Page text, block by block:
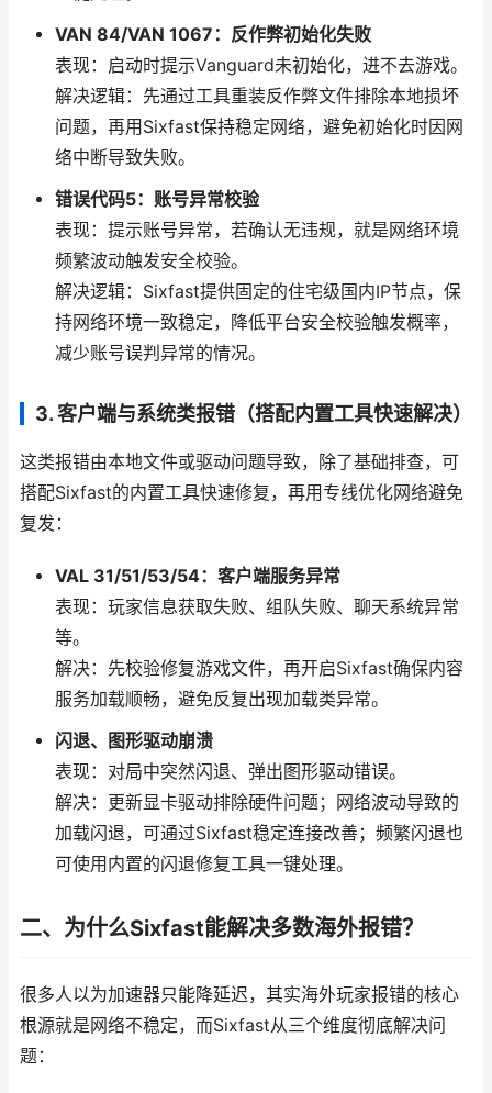
VAN 84/VAN 1067：反作弊初始化失败
表现：启动时提示Vanguard未初始化，进不去游戏。
解决逻辑：先通过工具重装反作弊文件排除本地损坏
问题，再用Sixfast保持稳定网络，避免初始化时因网
络中断导致失败。
错误代码5：账号异常校验
表现：提示账号异常，若确认无违规，就是网络环境
频繁波动触发安全校验。
解决逻辑：Sixfast提供固定的住宅级国内IP节点，保
持网络环境一致稳定，降低平台安全校验触发概率，
减少账号误判异常的情况。
3. 客户端与系统类报错（搭配内置工具快速解决）
这类报错由本地文件或驱动问题导致，除了基础排查，可
搭配Sixfast的内置工具快速修复，再用专线优化网络避免
复发：
VAL 31/51/53/54：客户端服务异常
表现：玩家信息获取失败、组队失败、聊天系统异常
等。
解决：先校验修复游戏文件，再开启Sixfast确保内容
服务加载顺畅，避免反复出现加载类异常。
闪退、图形驱动崩溃
表现：对局中突然闪退、弹出图形驱动错误。
解决：更新显卡驱动排除硬件问题；网络波动导致的
加载闪退，可通过Sixfast稳定连接改善；频繁闪退也
可使用内置的闪退修复工具一键处理。
二、为什么Sixfast能解决多数海外报错？
很多人以为加速器只能降延迟，其实海外玩家报错的核心
根源就是网络不稳定，而Sixfast从三个维度彻底解决问
题：